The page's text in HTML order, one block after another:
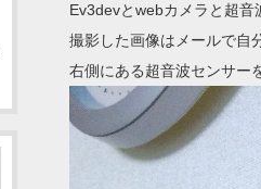
Ev3devとwebカメラと超
撮影した画像はメールで自
右側にある超音波センサー